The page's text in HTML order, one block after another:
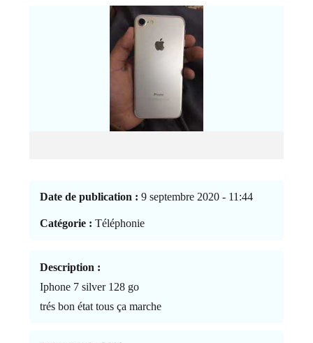
Date de publication : 9 septembre 2020 - 11:44
Catégorie : Téléphonie
Description :
Iphone 7 silver 128 go
trés bon état tous ça marche